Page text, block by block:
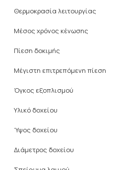
Θερμοκρασία λειτουργίας
Μέσος χρόνος κένωσης
Πίεση δοκιμής
Μέγιστη επιτρεπόμενη πίεση
Όγκος εξοπλισμού
Υλικό δοχείου
Ύψος δοχείου
Διάμετρος δοχείου